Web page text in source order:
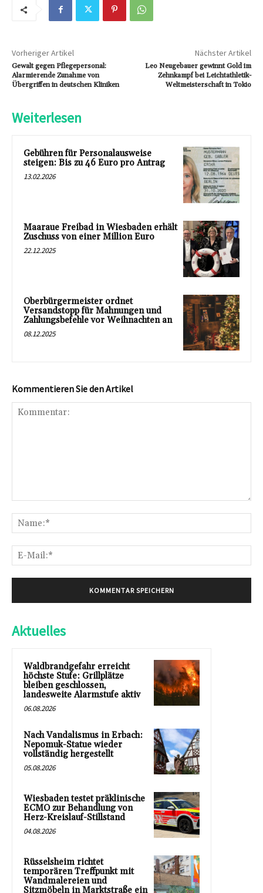
Vorheriger Artikel
Gewalt gegen Pflegepersonal:
Alarmierende Zunahme von
Übergriffen in deutschen Kliniken
Nächster Artikel
Leo Neugebauer gewinnt Gold im
Zehnkampf bei Leichtathletik-
Weltmeisterschaft in Tokio
Weiterlesen
Gebühren für Personalausweise
steigen: Bis zu 46 Euro pro Antrag
13.02.2026
Maaraue Freibad in Wiesbaden erhält
Zuschuss von einer Million Euro
22.12.2025
Oberbürgermeister ordnet
Versandstopp für Mahnungen und
Zahlungsbefehle vor Weihnachten an
08.12.2025
Kommentieren Sie den Artikel
Aktuelles
Waldbrandgefahr erreicht
höchste Stufe: Grillplätze
bleiben geschlossen,
landesweite Alarmstufe aktiv
06.08.2026
Nach Vandalismus in Erbach:
Nepomuk-Statue wieder
vollständig hergestellt
05.08.2026
Wiesbaden testet präklinische
ECMO zur Behandlung von
Herz-Kreislauf-Stillstand
04.08.2026
Rüsselsheim richtet
temporären Treffpunkt mit
Wandmalereien und
Sitzmöbeln in Marktstraße ein